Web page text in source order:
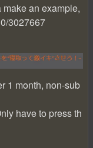
an example,
3027667
1 month, non-sub
have to press th